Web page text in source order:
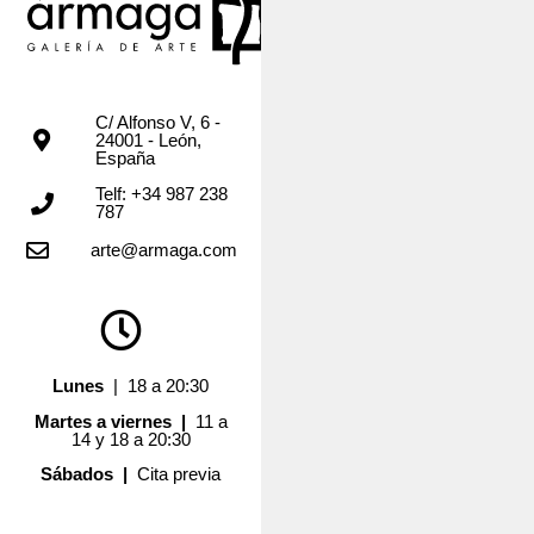
C/ Alfonso V, 6 -
24001 - León,
España
Telf: +34 987 238
787
arte@armaga.com
Lunes | 18 a 20:30
Martes a viernes | 11 a
14 y 18 a 20:30
Sábados |Cita previa